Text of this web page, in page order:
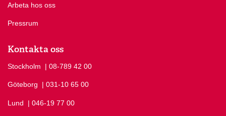
Arbeta hos oss
Pressrum
Kontakta oss
Stockholm Ring Stockholm på
| 08-789 42 00
Göteborg Ring Göteborg på
| 031-10 65 00
Lund Ring Lund på
| 046-19 77 00